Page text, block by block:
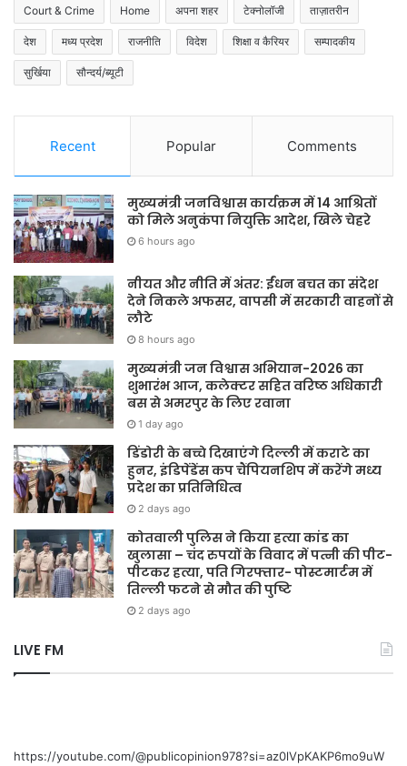
Court & Crime Home अपना शहर टेक्नोलॉजी ताज़ातरीन
देश मध्य प्रदेश राजनीति विदेश शिक्षा व कैरियर सम्पादकीय
सुर्खिया सौन्दर्य/ब्यूटी
Recent Popular Comments
मुख्यमंत्री जनविश्वास कार्यक्रम में 14 आश्रितों
को मिले अनुकंपा नियुक्ति आदेश, खिले चेहरे
6 hours ago
नीयत और नीति में अंतर: ईंधन बचत का संदेश
देने निकले अफसर, वापसी में सरकारी वाहनों से
लौटे
8 hours ago
मुख्यमंत्री जन विश्वास अभियान-2026 का
शुभारंभ आज, कलेक्टर सहित वरिष्ठ अधिकारी
बस से अमरपुर के लिए रवाना
1 day ago
डिंडोरी के बच्चे दिखाएंगे दिल्ली में कराटे का
हुनर, इंडिपेंडेंस कप चैंपियनशिप में करेंगे मध्य
प्रदेश का प्रतिनिधित्व
2 days ago
कोतवाली पुलिस ने किया हत्या कांड का
खुलासा – चंद रुपयों के विवाद में पत्नी की पीट-
पीटकर हत्या, पति गिरफ्तार- पोस्टमार्टम में
तिल्ली फटने से मौत की पुष्टि
2 days ago
LIVE FM
https://youtube.com/@publicopinion978?si=az0lVpKAKP6mo9uW